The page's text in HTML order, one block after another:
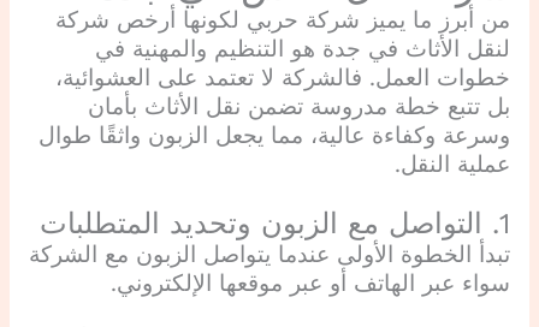
من أبرز ما يميز شركة حربي لكونها أرخص شركة
لنقل الأثاث في جدة هو التنظيم والمهنية في
خطوات العمل. فالشركة لا تعتمد على العشوائية،
بل تتبع خطة مدروسة تضمن نقل الأثاث بأمان
وسرعة وكفاءة عالية، مما يجعل الزبون واثقًا طوال
عملية النقل.
1. التواصل مع الزبون وتحديد المتطلبات
تبدأ الخطوة الأولى عندما يتواصل الزبون مع الشركة
سواء عبر الهاتف أو عبر موقعها الإلكتروني.